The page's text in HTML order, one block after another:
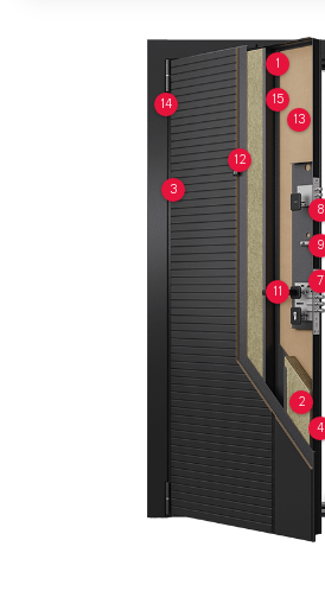
1
2
3
4
7
8
9
11
12
13
14 15